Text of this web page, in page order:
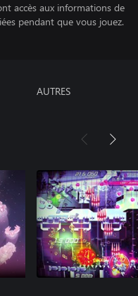
accès aux informations de
pendant que vous jouez.
AUTRES